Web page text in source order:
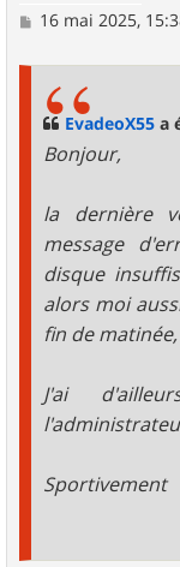
M16 mai 2025,
EvadeoX55 a
Bonjour,
la dernière
message
disque
alors moi
fin de
J'ai
Sportivement